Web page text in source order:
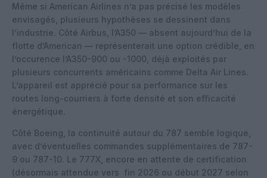
Même si American Airlines n’a pas précisé les modèles
envisagés, plusieurs hypothèses se dessinent dans
l’industrie. Côté Airbus, l’A350 — absent aujourd’hui de la
flotte d’American — représenterait une option crédible, en
l’occurence l’A350-900 ou -1000, déjà exploités par
plusieurs concurrents américains comme Delta Air Lines.
L’appareil est apprécié pour sa performance sur les
routes long-courriers à forte densité et son efficacité
énergétique.
Côté Boeing, la continuité autour du 787 semble logique,
avec d’éventuelles commandes supplémentaires de 787-
9 ou 787-10. Le 777X, encore en attente de certification
(désormais attendue vers fin 2026 ou début 2027 selon